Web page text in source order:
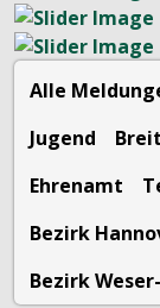
Alle
Jugend
Ehrenamt
Bezirk
Bezirk